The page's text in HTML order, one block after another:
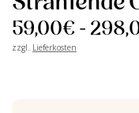
59,00€-
zzgl. Lieferkosten